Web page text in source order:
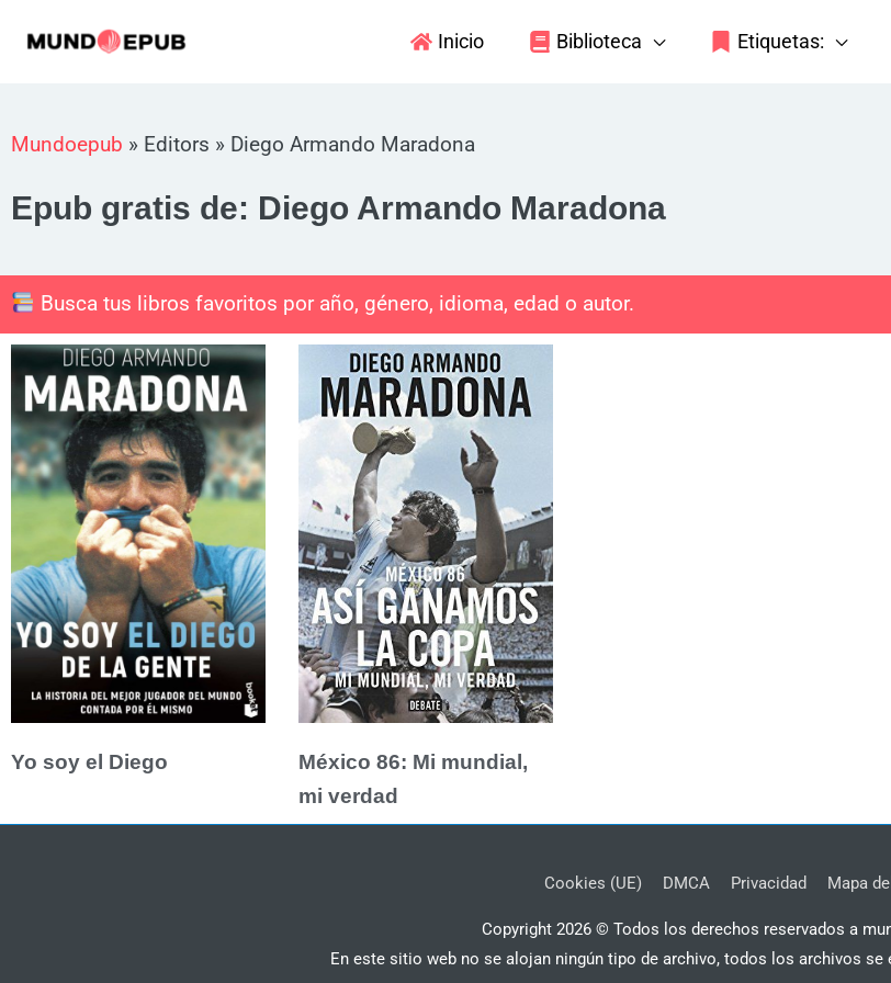
Inicio Biblioteca Etiquetas:
Mundoepub » Editors » Diego Armando Maradona
Epub gratis de: Diego Armando Maradona
Busca tus libros favoritos por año, género, idioma, edad o autor.
Yo soy el Diego
México 86: Mi mundial,
mi verdad
Cookies (UE) DMCA Privacidad Mapa
Copyright 2026 © Todos los derechos reservados a
En este sitio web no se alojan ningún tipo de archivo, todos los archivos se